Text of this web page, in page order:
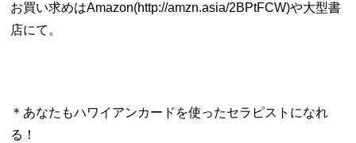
お買い求めはAmazon(http://amzn.asia/2BPtFCW)や大型書
店にて。
＊あなたもハワイアンカードを使ったセラピストになれ
る！